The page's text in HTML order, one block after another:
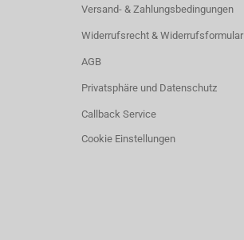
Versand- & Zahlungsbedingungen
Widerrufsrecht & Widerrufsformular
AGB
Privatsphäre und Datenschutz
Callback Service
Cookie Einstellungen